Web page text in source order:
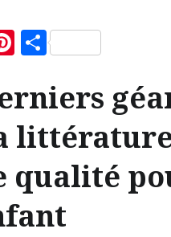
Pinterest
Partager
qualité